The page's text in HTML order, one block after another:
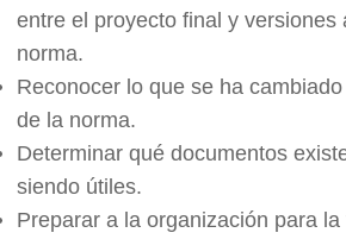
entre el proyecto final y versiones
norma.
Reconocer lo que se ha
de la norma.
Determinar qué documentos
siendo útiles.
Preparar a la organización para